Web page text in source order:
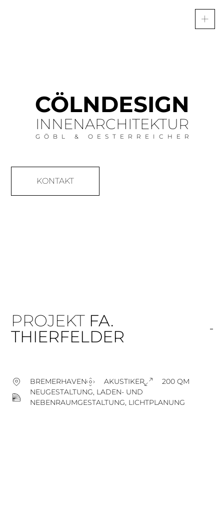
CÖLNDESIGN
INNENARCHITEKTUR
GÖBL & OESTERREICHER
KONTAKT
PROJEKT FA.
THIERFELDER
BREMERHAVEN AKUSTIKER
200 QM
NEUGESTALTUNG, LADEN- UND
NEBENRAUMGESTALTUNG, LICHTPLANUNG